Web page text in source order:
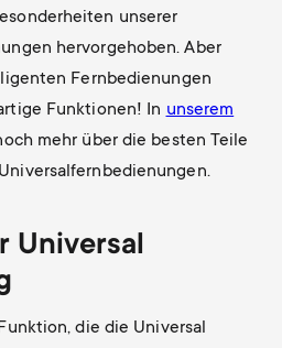
unserer
hervorgehoben. Aber
Fernbedienungen
Funktionen! In unserem
mehr über die besten Teile
Universal
die die Universal